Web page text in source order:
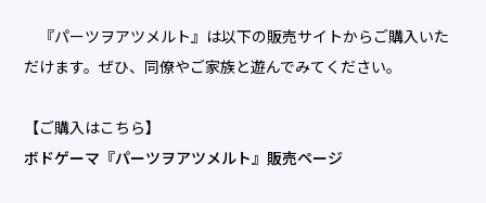
『パーツヲアツメルト』は以下の販売サイトからご購入いた
だけます。ぜひ、同僚やご家族と遊んでみてください。
【ご購入はこちら】
ボドゲーマ『パーツヲアツメルト』販売ページ